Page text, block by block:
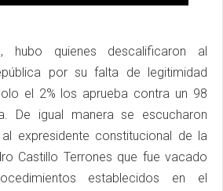
hubo quienes descalificaron al
por su falta de legitimidad
el 2% los aprueba contra un 98
De igual manera se escucharon
expresidente constitucional de la
Castillo Terrones que fue vacado
establecidos en el